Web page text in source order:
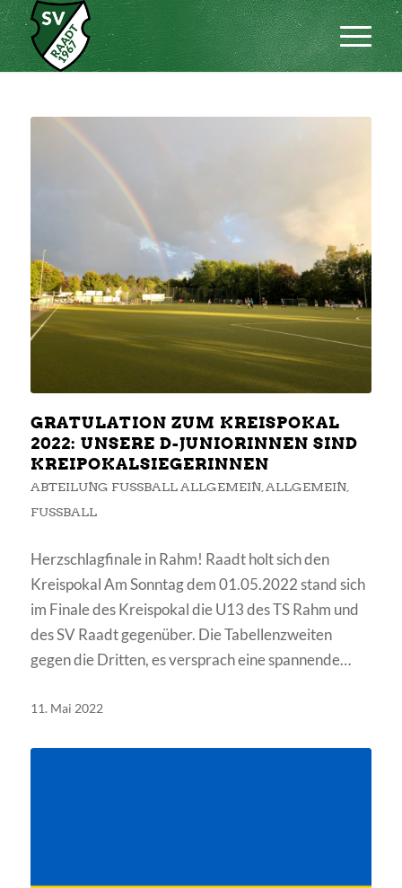
GRATULATION ZUM KREISPOKAL
2022: UNSERE D-JUNIORINNEN SIND
KREIPOKALSIEGERINNEN
ABTEILUNG FUSSBALL ALLGEMEIN , ALLGEMEIN,
FUSSBALL
Herzschlagfinale in Rahm! Raadt holt sich den
Kreispokal Am Sonntag dem 01.05.2022 stand sich
im Finale des Kreispokal die U13 des TS Rahm und
des SV Raadt gegenüber. Die Tabellenzweiten
gegen die Dritten, es versprach eine spannende…
11. Mai 2022